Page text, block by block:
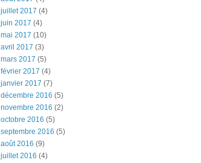
juillet 2017 (4)
juin 2017 (4)
mai 2017 (10)
avril 2017 (3)
mars 2017 (5)
février 2017 (4)
janvier 2017 (7)
décembre 2016 (5)
novembre 2016 (2)
octobre 2016 (5)
septembre 2016 (5)
août 2016 (9)
juillet 2016 (4)